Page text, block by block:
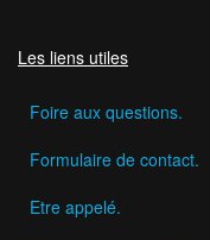
Les liens utiles
Foire aux questions.
Formulaire de contact.
Etre appelé.